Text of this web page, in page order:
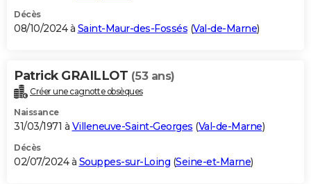
Décès
08/10/2024 à Saint-Maur-des-Fossés (Val-de-Marne)
Patrick GRAILLOT (53 ans)
Créer une cagnotte obsèques
Naissance
31/03/1971 à Villeneuve-Saint-Georges (Val-de-Marne)
Décès
02/07/2024 à Souppes-sur-Loing (Seine-et-Marne)